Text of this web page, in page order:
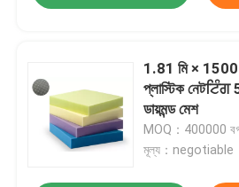
যোগাযোগ করুন
উদ্ধৃতির জন্য আবেদন
1.81 মি × 15000
প্লাস্টিক নেটਟਿੰਗ
ডায়মন্ড মেশ
MOQ：400000
মূল্য：negotiable